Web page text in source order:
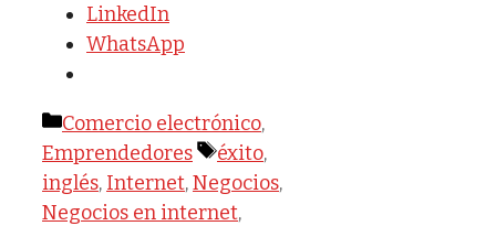
LinkedIn
WhatsApp
Categorías
Comercio electrónico,
Emprendedores
Etiquetas
éxito,
inglés, Internet,Negocios,
Negocios en internet,